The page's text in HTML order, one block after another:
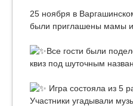
25 ноября в
были приглашены мамы и
Все гости были
квиз под шуточным
Игра состояла из 5
Участники угадывали